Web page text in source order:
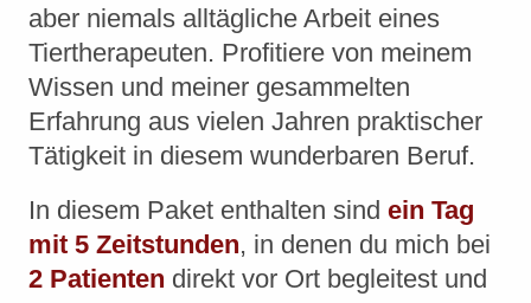
aber niemals alltägliche Arbeit eines
Tiertherapeuten. Profitiere von meinem
Wissen und meiner gesammelten
Erfahrung aus vielen Jahren praktischer
Tätigkeit in diesem wunderbaren Beruf.
In diesem Paket enthalten sind ein Tag
mit 5 Zeitstunden, in denen du mich bei
2 Patienten direkt vor Ort begleitest und